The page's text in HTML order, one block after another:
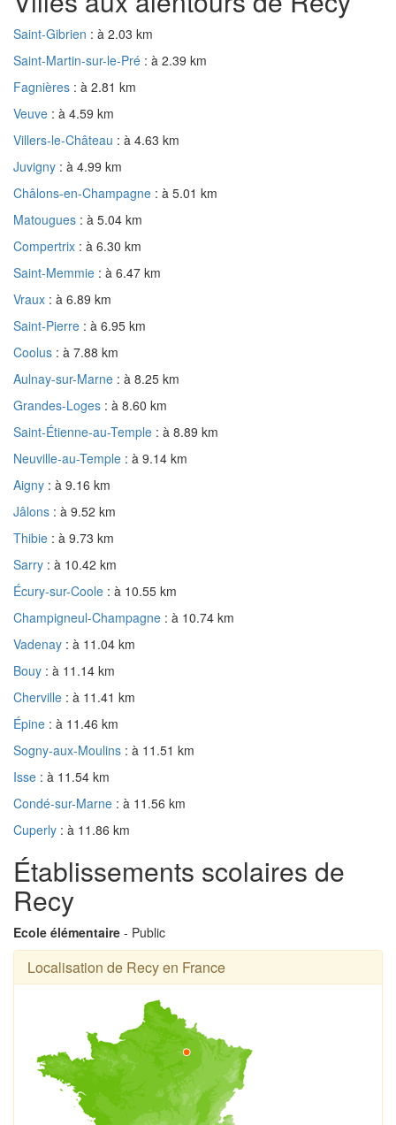
Saint-Gibrien : à 2.03 km
Saint-Martin-sur-le-Pré : à 2.39 km
Fagnières : à 2.81 km
Veuve : à 4.59 km
Villers-le-Château : à 4.63 km
Juvigny : à 4.99 km
Châlons-en-Champagne : à 5.01 km
Matougues : à 5.04 km
Compertrix : à 6.30 km
Saint-Memmie : à 6.47 km
Vraux : à 6.89 km
Saint-Pierre : à 6.95 km
Coolus : à 7.88 km
Aulnay-sur-Marne : à 8.25 km
Grandes-Loges : à 8.60 km
Saint-Étienne-au-Temple : à 8.89 km
Neuville-au-Temple : à 9.14 km
Aigny : à 9.16 km
Jâlons : à 9.52 km
Thibie : à 9.73 km
Sarry : à 10.42 km
Écury-sur-Coole : à 10.55 km
Champigneul-Champagne : à 10.74 km
Vadenay : à 11.04 km
Bouy : à 11.14 km
Cherville : à 11.41 km
Épine : à 11.46 km
Sogny-aux-Moulins : à 11.51 km
Isse : à 11.54 km
Condé-sur-Marne : à 11.56 km
Cuperly : à 11.86 km
Établissements scolaires de
Recy
Ecole élémentaire - Public
Localisation de Recy en France